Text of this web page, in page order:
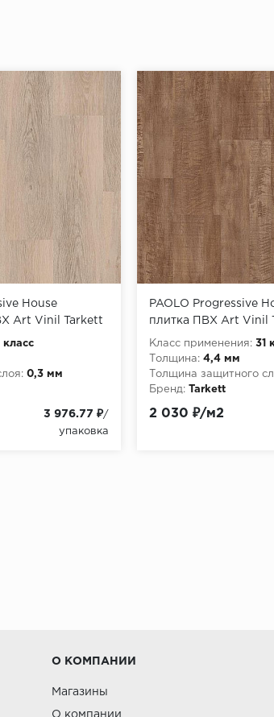
House
Art Vinil Tarkett
класс
0,3 мм
3 976.77 ₽/
упаковка
PAOLO Progressive
плитка ПВХ Art Vinil
Класс применения: 31
Толщина: 4,4 мм
Толщина защитного
Бренд:
Tarkett
2 030 ₽/м2
О КОМПАНИИ
Магазины
О компании